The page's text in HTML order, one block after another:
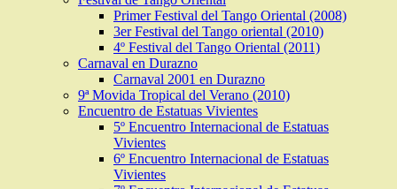
Primer Festival del Tango Oriental (2008)
3er Festival del Tango oriental (2010)
4º Festival del Tango Oriental (2011)
Carnaval en Durazno
Carnaval 2001 en Durazno
9ª Movida Tropical del Verano (2010)
Encuentro de Estatuas Vivientes
5º Encuentro Internacional de Estatuas
Vivientes
6º Encuentro Internacional de Estatuas
Vivientes